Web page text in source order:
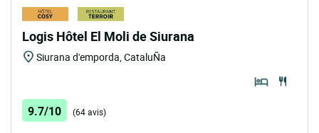
Logis Hôtel El Moli de Siurana
Siurana d'emporda, CataluÑa
9.7/10 (64 avis)